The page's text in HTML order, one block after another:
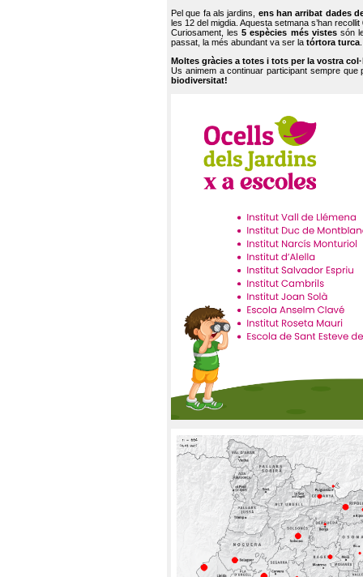
Pel que fa als jardins, ens han arribat dades
les 12 del migdia. Aquesta setmana s’han recollit
Curiosament, les5 espècies més vistessón
passat, la més abundant va ser la tórtora turca
Moltes gràcies a totes i tots per la vostra
Us animem a continuar participant sempre que
biodiversitat!